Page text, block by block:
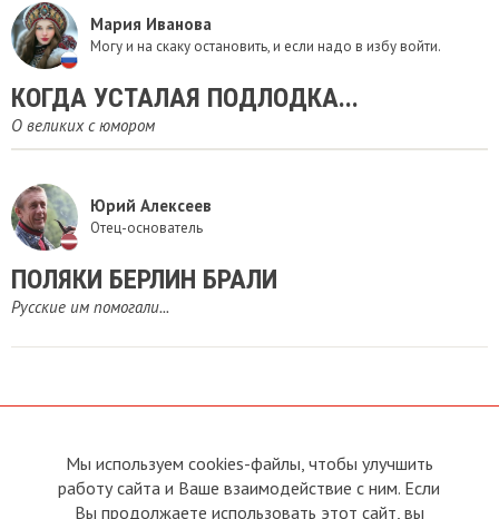
Мария Иванова
Могу и на скаку остановить, и если надо в избу войти.
КОГДА УСТАЛАЯ ПОДЛОДКА...
О великих с юмором
Юрий Алексеев
Отец-основатель
ПОЛЯКИ БЕРЛИН БРАЛИ
Русские им помогали...
О сайте
Прямая связь с
Председателем
Прямая связь c членами клуба
Мы используем cookies-файлы, чтобы улучшить
работу сайта и Ваше взаимодействие с ним. Если
Вы продолжаете использовать этот сайт, вы